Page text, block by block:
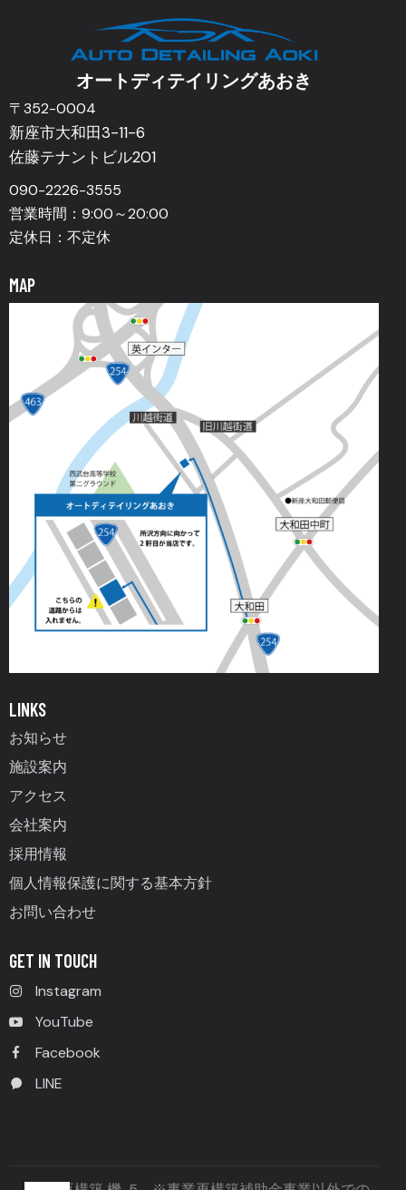
オートディテイリングあおき​
〒352-0004
新座市大和田3-11-6
佐藤テナントビル201
090-2226-3555
営業時間：9:00～20:00
定休日：不定休
MAP
LINKS
お知らせ
施設案内
アクセス
会社案内
採用情報
個人情報保護に関する基本方針
お問い合わせ
GET IN TOUCH
Instagram
YouTube
Facebook
LINE